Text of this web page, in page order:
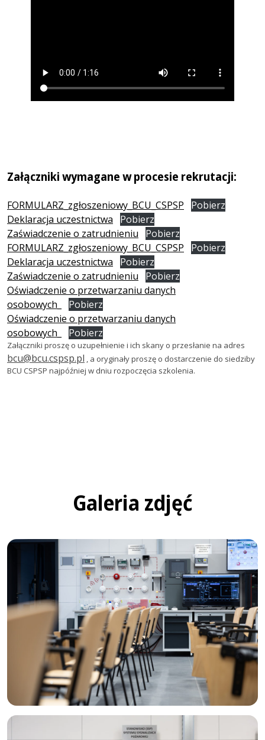
Załączniki wymagane w procesie rekrutacji:
FORMULARZ_zgłoszeniowy_BCU_CSPSP
Pobierz
Deklaracja uczestnictwa
Pobierz
Zaświadczenie o zatrudnieniu
Pobierz
FORMULARZ_zgłoszeniowy_BCU_CSPSP
Pobierz
Deklaracja uczestnictwa
Pobierz
Zaświadczenie o zatrudnieniu
Pobierz
Oświadczenie o przetwarzaniu danych
osobowych_
Pobierz
Oświadczenie o przetwarzaniu danych
osobowych_
Pobierz
Załączniki proszę o uzupełnienie i ich skany o przesłanie na adres
bcu@bcu.cspsp.pl , a oryginały proszę o dostarczenie do siedziby
BCU CSPSP najpóźniej w dniu rozpoczęcia szkolenia.
Galeria zdjęć